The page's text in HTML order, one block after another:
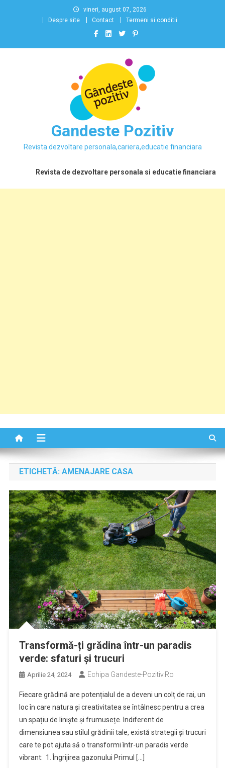
vineri, august 07, 2026
Despre site
Contact Termeni si conditii
Gandeste Pozitiv
Revista dezvoltare personala,cariera,educatie financiara
Revista de dezvoltare personala si educatie financiara
ETICHETĂ: AMENAJARE CASA
Transformă-ți grădina într-un paradis
verde: sfaturi și trucuri
Aprilie 24, 2024 Echipa Gandeste-Pozitiv.ro
Fiecare grădină are potențialul de a deveni un colț de rai, un
loc în care natura și creativitatea se întâlnesc pentru a crea
un spațiu de liniște și frumusețe. Indiferent de
dimensiunea sau stilul grădinii tale, există strategii și trucuri
care te pot ajuta să o transformi într-un paradis verde
vibrant: 1. Îngrijirea gazonului Primul […]